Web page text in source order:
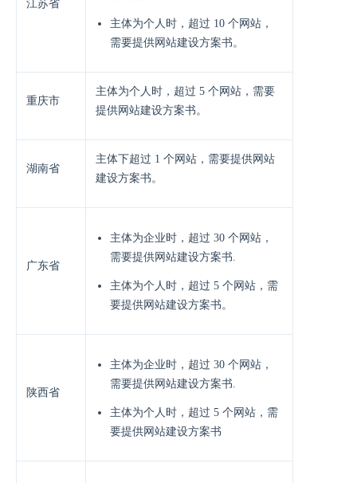
江苏省
主体为个人时，超过 10 个网站，
需要提供网站建设方案书。
重庆市
主体为个人时，超过 5 个网站，需要
提供网站建设方案书。
湖南省
主体下超过 1 个网站，需要提供网站
建设方案书。
广东省
主体为企业时，超过 30 个网站，
需要提供网站建设方案书.
主体为个人时，超过 5 个网站，需
要提供网站建设方案书。
陕西省
主体为企业时，超过 30 个网站，
需要提供网站建设方案书.
主体为个人时，超过 5 个网站，需
要提供网站建设方案书